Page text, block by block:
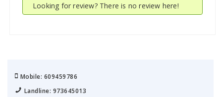
Looking for review? There is no review here!
Mobile: 609459786
Landline: 973645013